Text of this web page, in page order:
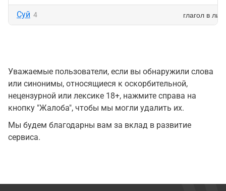
Суй 4 глагол в
Уважаемые пользователи, если вы обнаружили слова
или синонимы, относящиеся к оскорбительной,
нецензурной или лексике 18+, нажмите справа на
кнопку "Жалоба", чтобы мы могли удалить их.
Мы будем благодарны вам за вклад в развитие
сервиса.